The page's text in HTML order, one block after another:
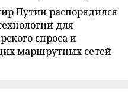
Путин распорядился
для
спроса и
маршрутных сетей